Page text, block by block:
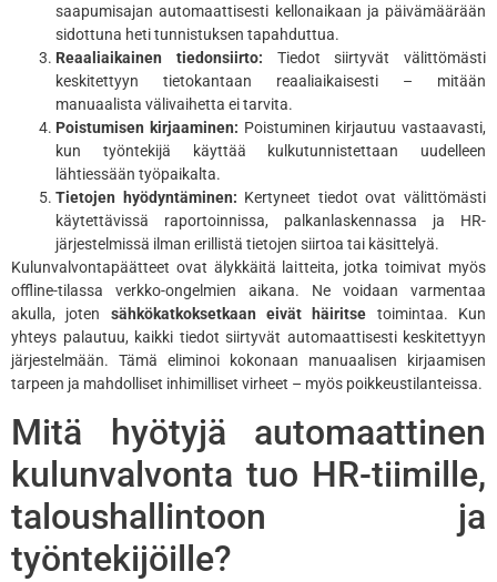
saapumisajan automaattisesti kellonaikaan ja päivämäärään
sidottuna heti tunnistuksen tapahduttua.
Reaaliaikainen tiedonsiirto: Tiedot siirtyvät välittömästi
keskitettyyn tietokantaan reaaliaikaisesti – mitään
manuaalista välivaihetta ei tarvita.
Poistumisen kirjaaminen: Poistuminen kirjautuu vastaavasti,
kun työntekijä käyttää kulkutunnistettaan uudelleen
lähtiessään työpaikalta.
Tietojen hyödyntäminen: Kertyneet tiedot ovat välittömästi
käytettävissä raportoinnissa, palkanlaskennassa ja HR-
järjestelmissä ilman erillistä tietojen siirtoa tai käsittelyä.
Kulunvalvontapäätteet ovat älykkäitä laitteita, jotka toimivat myös
offline-tilassa verkko-ongelmien aikana. Ne voidaan varmentaa
akulla, joten sähkökatkoksetkaan eivät häiritse toimintaa. Kun
yhteys palautuu, kaikki tiedot siirtyvät automaattisesti keskitettyyn
järjestelmään. Tämä eliminoi kokonaan manuaalisen kirjaamisen
tarpeen ja mahdolliset inhimilliset virheet – myös poikkeustilanteissa.
Mitä hyötyjä automaattinen
kulunvalvonta tuo HR-tiimille,
taloushallintoon ja
työntekijöille?